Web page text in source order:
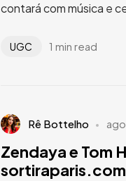
contará com música e
UGC 1 min read
Rê Bottelho
Zendaya e Tom
sortiraparis.com